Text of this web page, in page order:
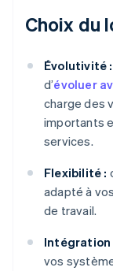
Choix du
Évolutivité :
d’évoluer
charge des
importants
services.
Flexibilité :
adapté à
de travail.
Intégration
vos